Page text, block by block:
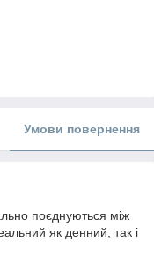
Умови повернення
поєднуються між
як денний, так і